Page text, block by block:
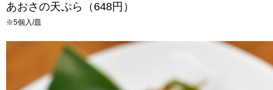
あおさの天ぷら（648円）
※5個入/皿